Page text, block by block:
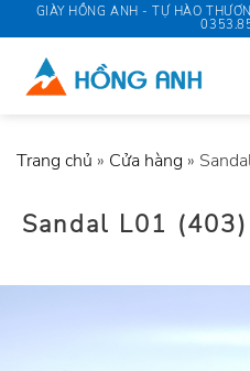
to
content
GIÀY HỒNG ANH - TỰ HÀO
Trang chủ » Cửa hàng »
Sandal L01 (403)